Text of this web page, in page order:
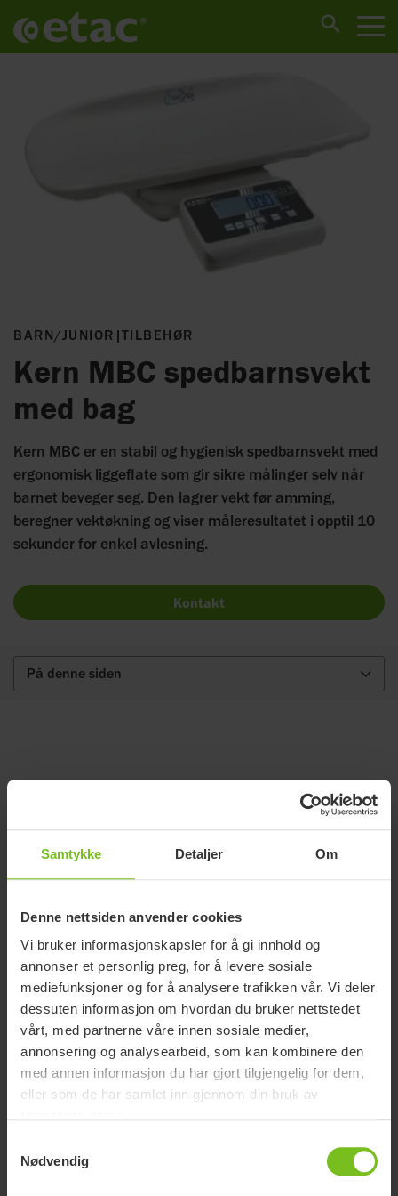
Samtykke Detaljer Om
Denne nettsiden anvender cookies
Vi bruker informasjonskapsler for å gi innhold og
annonser et personlig preg, for å levere sosiale
mediefunksjoner og for å analysere trafikken vår. Vi deler
dessuten informasjon om hvordan du bruker nettstedet
vårt, med partnerne våre innen sosiale medier,
annonsering og analysearbeid, som kan kombinere den
med annen informasjon du har gjort tilgjengelig for dem,
eller som de har samlet inn gjennom din bruk av
Nødvendig
BARN/JUNIOR |TILBEHØR
Kern MBC spedbarnsvekt
med bag
Kern MBC er en stabil og hygienisk spedbarnsvekt med
ergonomisk liggeflate som gir sikre målinger selv når
barnet beveger seg. Den lagrer vekt før amming,
beregner vektøkning og viser måleresultatet i opptil 10
sekunder for enkel avlesning.
Kontakt
På denne siden
Babyvekt med ergonomisk liggeflate som er laget av ABS-